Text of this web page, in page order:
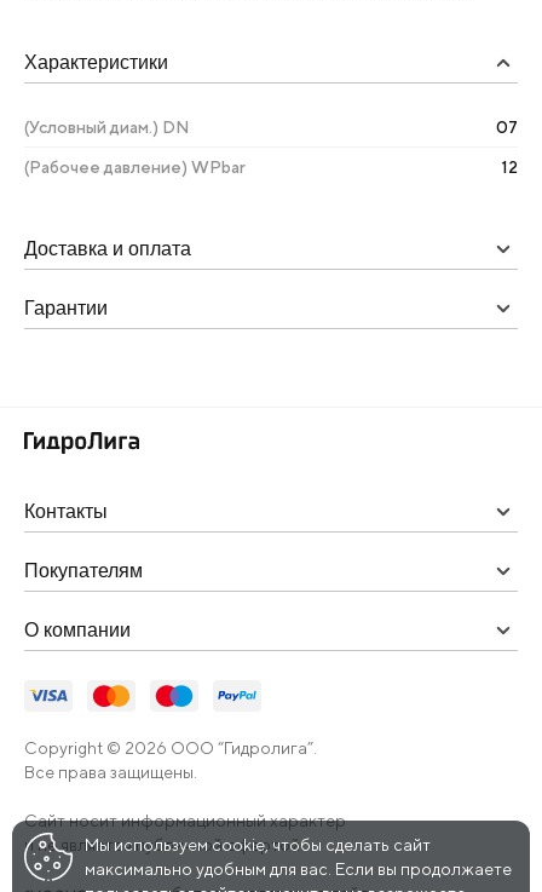
Характеристики
(Условный диам.) DN 07
(Рабочее давление) WPbar 12
Доставка и оплата
Гарантии
Контакты
Покупателям
О компании
Copyright © 2026 ООО “Гидролига”.
Все права защищены.
Сайт носит информационный характер
и не является публичной офертой.
Мы используем cookie, чтобы сделать сайт
максимально удобным для вас. Если вы продолжаете